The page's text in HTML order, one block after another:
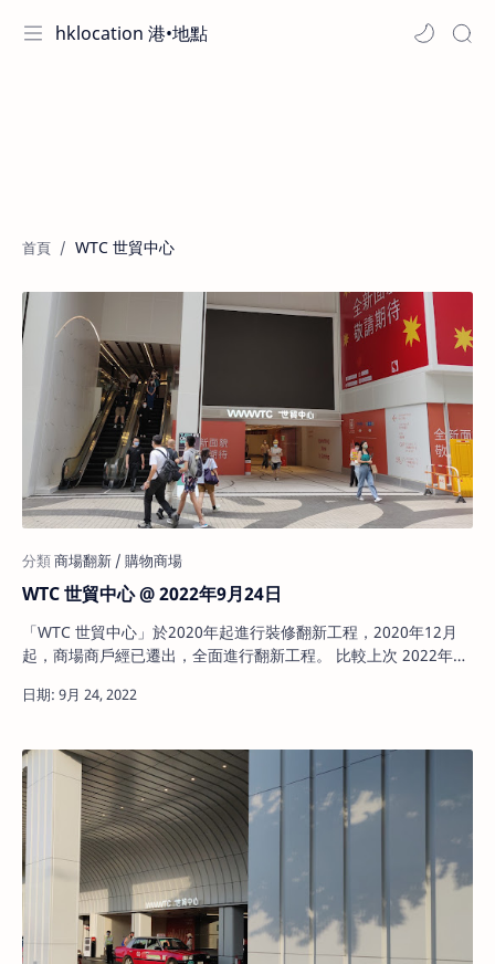
hklocation 港•地點
WTC 世貿中心
WTC 世貿中心 @ 2022年9月24日
「WTC 世貿中心」於2020年起進行裝修翻新工程，2020年12月
起，商場商戶經已遷出，全面進行翻新工程。 比較上次 2022年8
開放。地下部份舖位已由租戶承租， 圍板顯示即將開幕之商戶包
日期: 9月 24, 2022